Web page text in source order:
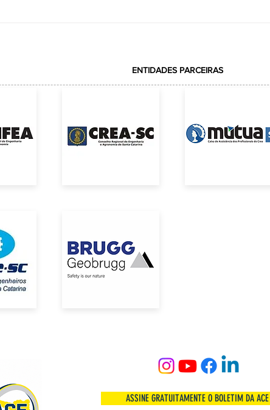
ENTIDADES PARCEIRAS
ASSINE GRATUITAMENTE O BOLETIM DA ACE